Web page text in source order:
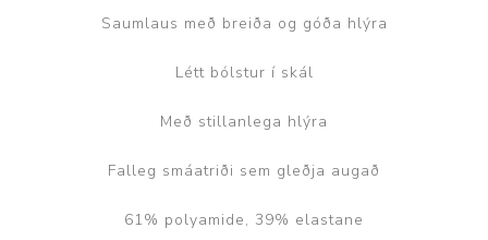
Saumlaus með breiða og góða hlýra
Létt bólstur í skál
Með stillanlega hlýra
Falleg smáatriði sem gleðja augað
61% polyamide, 39% elastane